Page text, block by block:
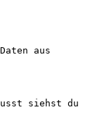
aus
siehst du